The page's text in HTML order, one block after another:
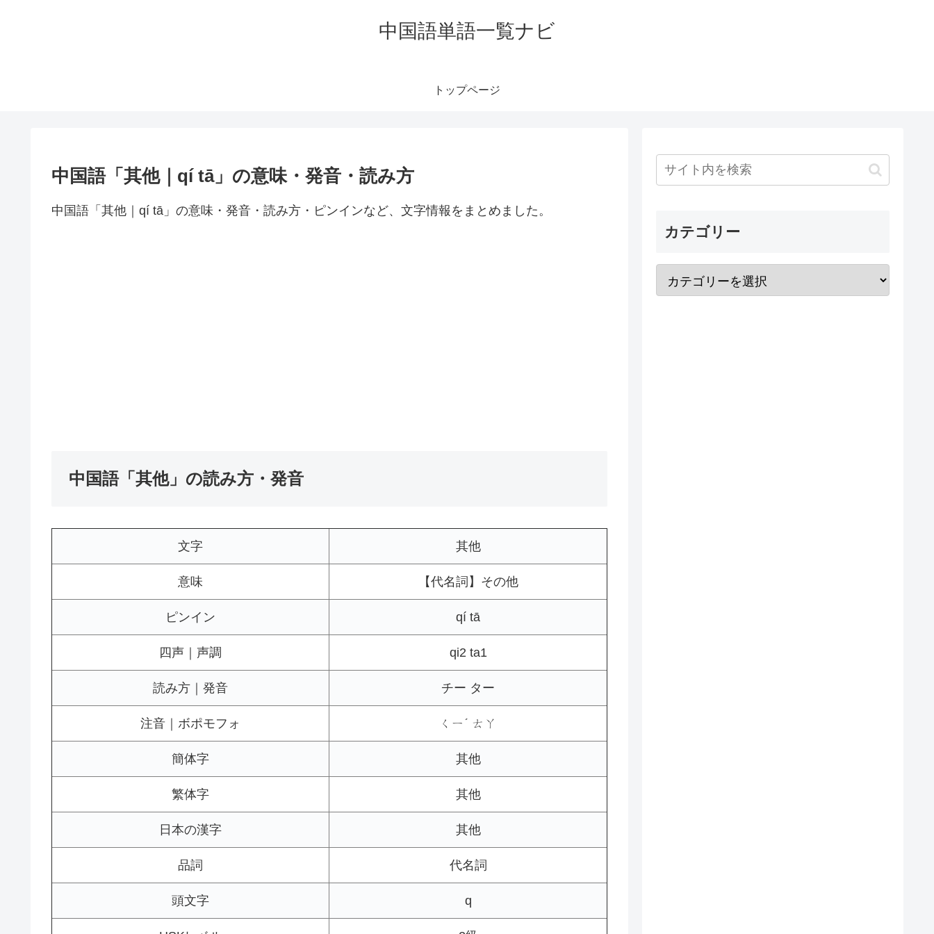
中国語単語一覧ナビ
トップページ
中国語「其他｜qí tā」の意味・発音・読み方
中国語「其他｜qí tā」の意味・発音・読み方・ピンインなど、文字情報をまとめました。
中国語「其他」の読み方・発音
文字 其他
意味 【代名詞】その他
ピンイン qí tā
四声｜声調 qi2 ta1
読み方｜発音 チー ター
注音｜ボポモフォ ㄑㄧˊ ㄊㄚ
簡体字 其他
繁体字 其他
日本の漢字 其他
品詞 代名詞
頭文字 q
カテゴリー